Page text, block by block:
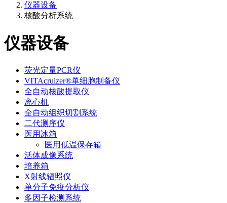
仪器设备
核酸分析系统
仪器设备
荧光定量PCR仪
VITAcruizer®单细胞制备仪
全自动核酸提取仪
离心机
全自动组织切割系统
二代测序仪
医用冰箱
医用低温保存箱
活体成像系统
培养箱
X射线辐照仪
单分子免疫分析仪
多因子检测系统